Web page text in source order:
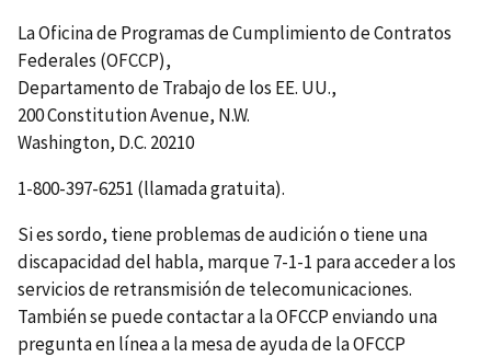
La Oficina de Programas de Cumplimiento de Contratos
Federales (OFCCP),
Departamento de Trabajo de los EE. UU.,
200 Constitution Avenue, N.W.
Washington, D.C. 20210
1-800-397-6251 (llamada gratuita).
Si es sordo, tiene problemas de audición o tiene una
discapacidad del habla, marque 7-1-1 para acceder a los
servicios de retransmisión de telecomunicaciones.
También se puede contactar a la OFCCP enviando una
pregunta en línea a la mesa de ayuda de la OFCCP